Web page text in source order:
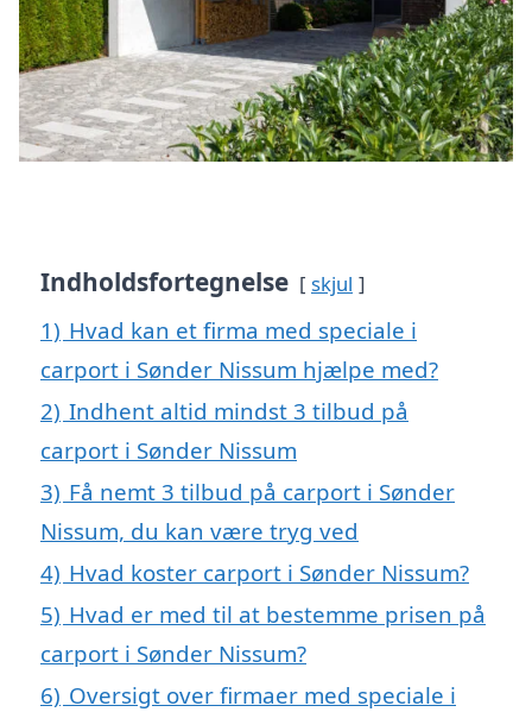
Indholdsfortegnelse skjul
1) Hvad kan et firma med speciale i
carport i Sønder Nissum hjælpe med?
2) Indhent altid mindst 3 tilbud på
carport i Sønder Nissum
3) Få nemt 3 tilbud på carport i Sønder
Nissum, du kan være tryg ved
4) Hvad koster carport i Sønder Nissum?
5) Hvad er med til at bestemme prisen på
carport i Sønder Nissum?
6) Oversigt over firmaer med speciale i